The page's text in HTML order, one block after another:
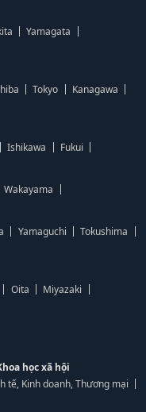
Yamagata
Tokyo
Kanagawa
Ishikawa
Fukui
Wakayama
Yamaguchi
Tokushima
Oita
Miyazaki
học xã hội
tế, Kinh doanh, Thương mại